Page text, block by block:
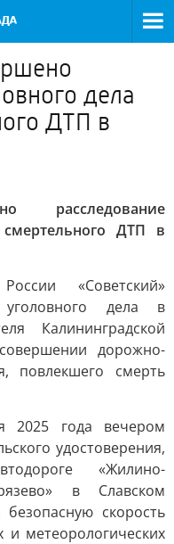
дела
ДТП в
расследование
ДТП в
«Советский»
уголовного дела в
Калининградской
дорожно-
повлекшего смерть
2025 года вечером
удостоверения,
«Жилино-
в Славском
скорость
метеорологических